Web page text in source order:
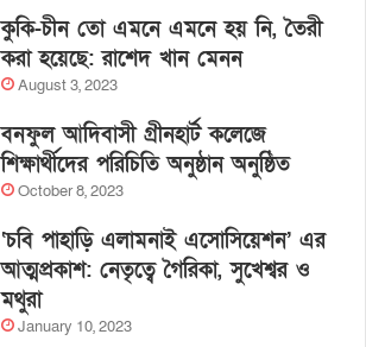
কুকি-চীন তো এমনে এমনে হয় নি, তৈরী
করা হয়েছে: রাশেদ খান মেনন
August 3, 2023
বনফুল আদিবাসী গ্রীনহার্ট কলেজে
শিক্ষার্থীদের পরিচিতি অনুষ্ঠান অনুষ্ঠিত
October 8, 2023
‘চবি পাহাড়ি এলামনাই এসোসিয়েশন’ এর
আত্মপ্রকাশ: নেতৃত্বে গৈরিকা, সুখেশ্বর ও
মথুরা
January 10, 2023